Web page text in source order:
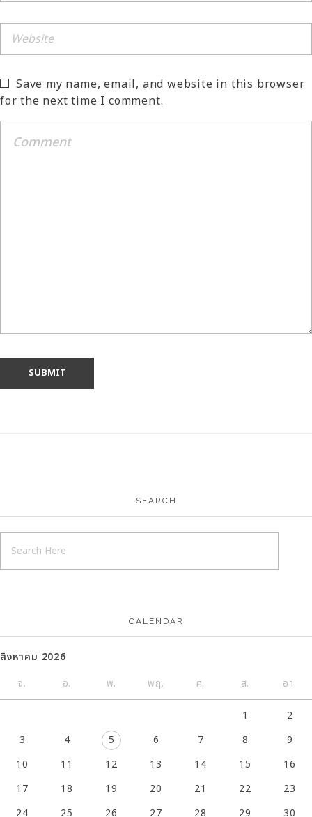
Save my name, email, and website in this browser
for the next time I comment.
SEARCH
CALENDAR
สิงหาคม 2026
จ.
อ. พ. พฤ. ศ. ส. อา.
1
2
3
4 5 6 7 8
9
10
11 12 13 14 15
16
17
18 19 20 21 22
23
24
25 26 27 28 29 30